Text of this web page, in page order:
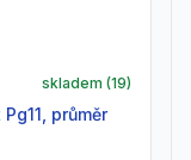
skladem (19)